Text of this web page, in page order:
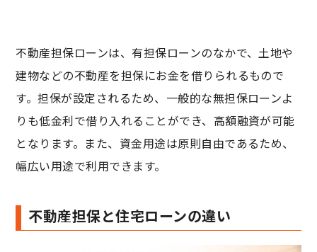
不動産担保ローンは、有担保ローンのなかで、土地や
建物などの不動産を担保にお金を借りられるもので
す。担保が設定されるため、一般的な無担保ローンよ
りも低金利で借り入れることができ、高額融資が可能
となります。また、資金用途は原則自由であるため、
幅広い用途で利用できます。
不動産担保と住宅ローンの違い